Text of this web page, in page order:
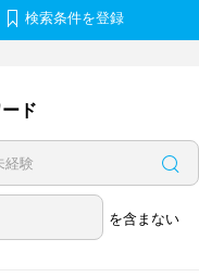
検索条件を登録
ド
を含まない